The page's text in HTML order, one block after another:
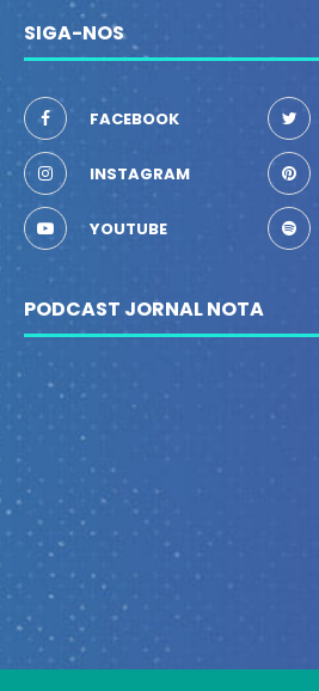
SIGA-NOS
FACEBOOK
INSTAGRAM
YOUTUBE
PODCAST JORNAL NOTA